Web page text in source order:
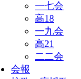
一七会
高18
一九会
高21
二二会
会報